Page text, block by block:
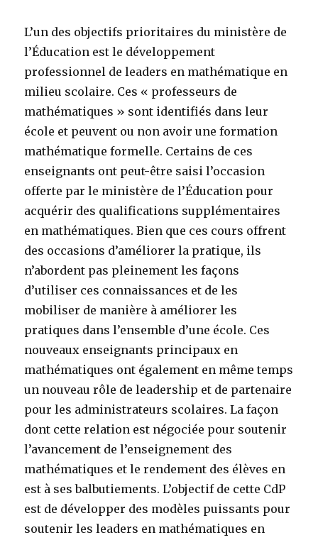
L’un des objectifs prioritaires du ministère de
l’Éducation est le développement
professionnel de leaders en mathématique en
milieu scolaire. Ces « professeurs de
mathématiques » sont identifiés dans leur
école et peuvent ou non avoir une formation
mathématique formelle. Certains de ces
enseignants ont peut-être saisi l’occasion
offerte par le ministère de l’Éducation pour
acquérir des qualifications supplémentaires
en mathématiques. Bien que ces cours offrent
des occasions d’améliorer la pratique, ils
n’abordent pas pleinement les façons
d’utiliser ces connaissances et de les
mobiliser de manière à améliorer les
pratiques dans l’ensemble d’une école. Ces
nouveaux enseignants principaux en
mathématiques ont également en même temps
un nouveau rôle de leadership et de partenaire
pour les administrateurs scolaires. La façon
dont cette relation est négociée pour soutenir
l’avancement de l’enseignement des
mathématiques et le rendement des élèves en
est à ses balbutiements. L’objectif de cette CdP
est de développer des modèles puissants pour
soutenir les leaders en mathématiques en